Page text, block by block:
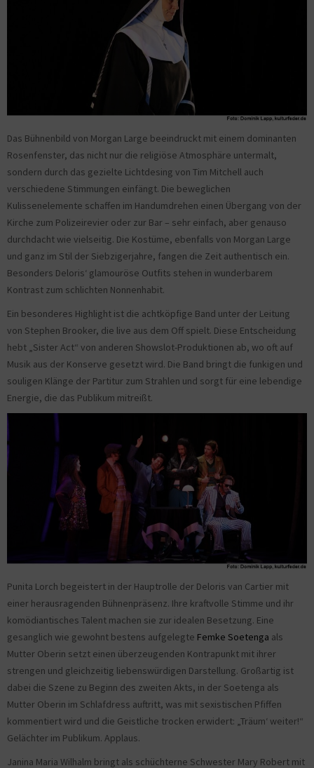
Das Bühnenbild von Morgan Large beeindruckt mit einem dominanten
Rosenfenster, das nicht nur die religiöse Atmosphäre untermalt,
sondern durch das gezielte Lichtdesing von Tim Mitchell auch
verschiedene Stimmungen einfängt. Die beweglichen
Kulissenelemente schaffen im Handumdrehen einen Übergang von der
Kirche zum Polizeirevier oder zur Bar – sehr einfach, aber genauso
durchdacht wie vielseitig. Die Kostüme, ebenfalls von Morgan Large
und ganz im Stil der Siebzigerjahre, fangen die Zeit authentisch ein.
Besonders Deloris‘ glamouröse Outfits stehen in wunderbarem
Kontrast zum schlichten Nonnenhabit.
Ein besonderes Highlight ist die achtköpfige Band unter der Leitung
von Stephen Brooker, die live aus dem Off spielt. Diese Entscheidung
hebt „Sister Act“ von anderen Showslot-Produktionen ab, wo oft auf
Musik aus der Konserve gesetzt wird. Die Band bringt die funkigen und
souligen Klänge der Partitur zum Strahlen und sorgt für eine lebendige
Energie, die das Publikum mitreißt.
Punita Lorch begeistert in der Hauptrolle der Deloris van Cartier mit
einer herausragenden Bühnenpräsenz. Ihre kraftvolle Stimme und ihr
komödiantisches Talent machen sie zur idealen Besetzung. Eine
gesanglich wie gewohnt bestens aufgelegte Femke Soetenga als
Mutter Oberin setzt einen überzeugenden Kontrapunkt mit ihrer
strengen und gleichzeitig liebenswürdigen Darstellung. Großartig ist
dabei die Szene zu Beginn des zweiten Akts, in der Soetenga als
Mutter Oberin im Schlafdress auftritt, was mit sexistischen Pfiffen
kommentiert wird und die Geistliche trocken erwidert: „Träum‘ weiter!“
Gelächter im Publikum. Applaus.
Janina Maria Wilhalm bringt als schüchterne Schwester Mary Robert mit